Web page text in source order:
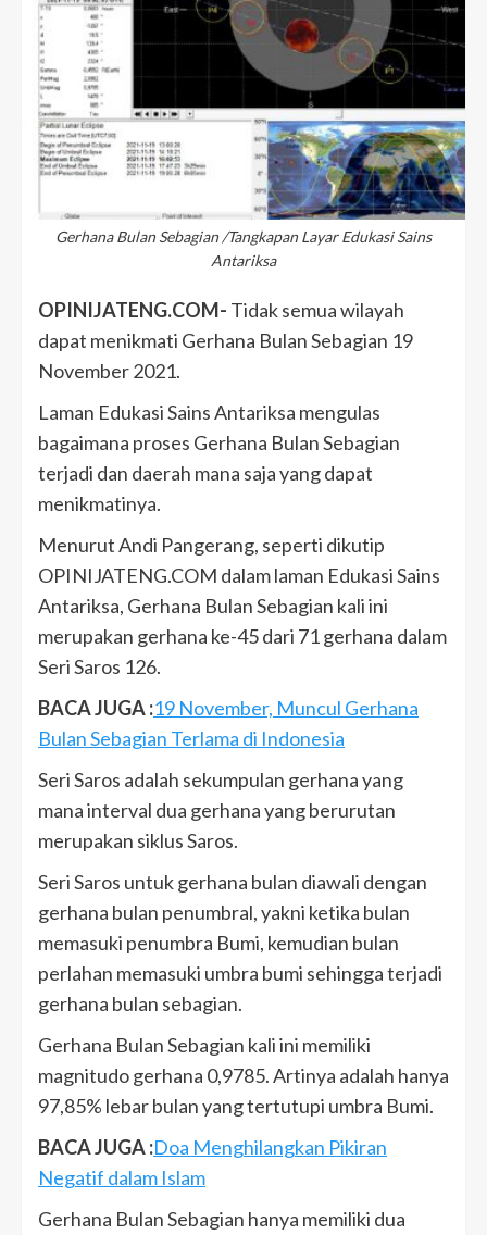
Gerhana Bulan Sebagian /Tangkapan Layar Edukasi Sains
Antariksa
OPINIJATENG.COM- Tidak semua wilayah
dapat menikmati Gerhana Bulan Sebagian 19
November 2021.
Laman Edukasi Sains Antariksa mengulas
bagaimana proses Gerhana Bulan Sebagian
terjadi dan daerah mana saja yang dapat
menikmatinya.
Menurut Andi Pangerang, seperti dikutip
OPINIJATENG.COM dalam laman Edukasi Sains
Antariksa, Gerhana Bulan Sebagian kali ini
merupakan gerhana ke-45 dari 71 gerhana dalam
Seri Saros 126.
BACA JUGA :19 November, Muncul Gerhana
Bulan Sebagian Terlama di Indonesia
Seri Saros adalah sekumpulan gerhana yang
mana interval dua gerhana yang berurutan
merupakan siklus Saros.
Seri Saros untuk gerhana bulan diawali dengan
gerhana bulan penumbral, yakni ketika bulan
memasuki penumbra Bumi, kemudian bulan
perlahan memasuki umbra bumi sehingga terjadi
gerhana bulan sebagian.
Gerhana Bulan Sebagian kali ini memiliki
magnitudo gerhana 0,9785. Artinya adalah hanya
97,85% lebar bulan yang tertutupi umbra Bumi.
BACA JUGA :Doa Menghilangkan Pikiran
Negatif dalam Islam
Gerhana Bulan Sebagian hanya memiliki dua